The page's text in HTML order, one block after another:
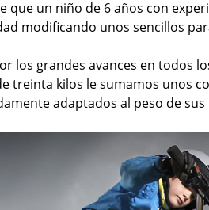
que un niño de 6 años con
modificando unos sencillos
los grandes avances en todos
treinta kilos le sumamos unos
adaptados al peso de